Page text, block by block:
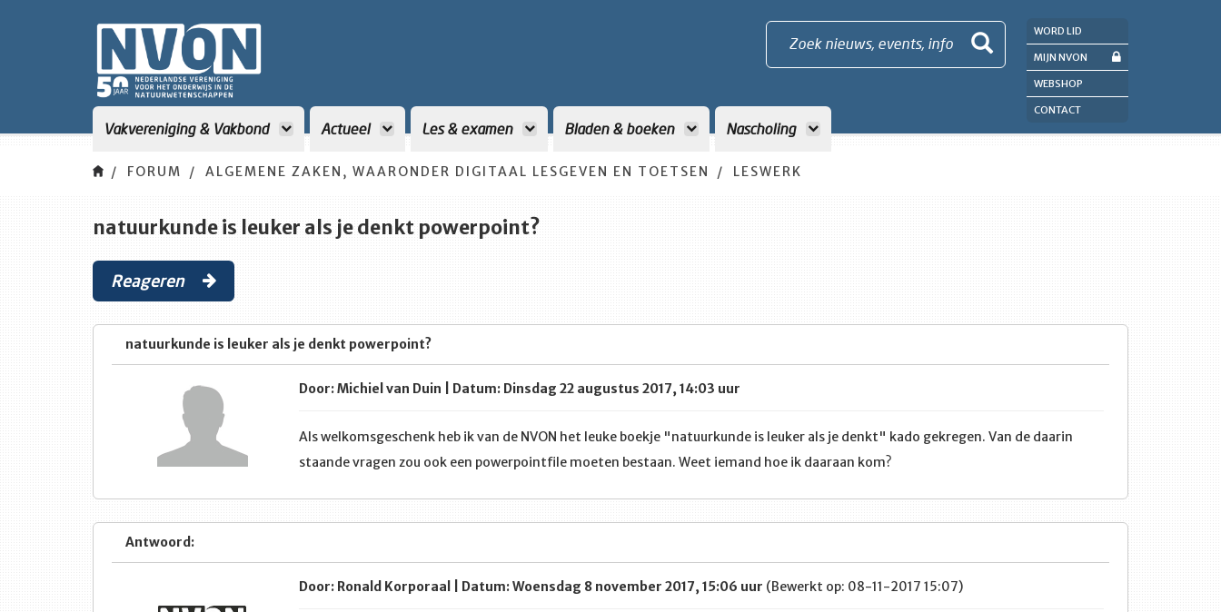
Zoek nieuws, events, info
Vakvereniging & Vakbond Actueel Les & examen Bladen & boeken Nascholing
WORD LID
MIJN NVON
WEBSHOP
CONTACT
FORUM ALGEMENE ZAKEN, WAARONDER DIGITAAL LESGEVEN EN TOETSEN LESWERK
natuurkunde is leuker als je denkt powerpoint?
Reageren
natuurkunde is leuker als je denkt powerpoint?
Door: Michiel van Duin | Datum: Dinsdag 22 augustus 2017, 14:03 uur
Als welkomsgeschenk heb ik van de NVON het leuke boekje "natuurkunde is leuker als je denkt" kado gekregen. Van de daarin
staande vragen zou ook een powerpointfile moeten bestaan. Weet iemand hoe ik daaraan kom?
Antwoord:
Door: Ronald Korporaal | Datum: Woensdag 8 november 2017, 15:06 uur (Bewerkt op: 08-11-2017 15:07)